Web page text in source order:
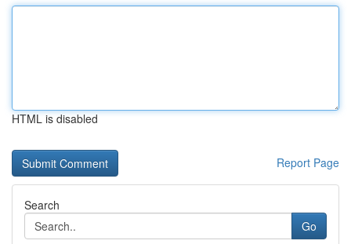
HTML is disabled
Report Page
Search
Go